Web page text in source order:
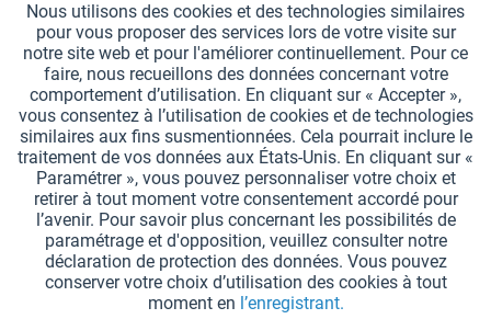
INFORMATIONS GÉNÉRALES
MODES DE PAIEMENT
*Tous les prix comprennent la TVA et sont indiqués horsfrais de port.
Paramètres des cookies Demander le catalogue
Gravures laser sur des témoins Newsletter Qui sommes nous ?
Aide et support Contact Livraison et paiement
Retour & remboursement Droit de rétractation
Suivi Aktiv
Nous utilisons des cookies et des technologies similaires
pour vous proposer des services lors de votre visite sur
notre site web et pour l'améliorer continuellement. Pour ce
faire, nous recueillons des données concernant votre
comportement d’utilisation. En cliquant sur « Accepter »,
vous consentez à l’utilisation de cookies et de technologies
similaires aux fins susmentionnées. Cela pourrait inclure le
traitement de vos données aux États-Unis. En cliquant sur «
Paramétrer », vous pouvez personnaliser votre choix et
retirer à tout moment votre consentement accordé pour
l’avenir. Pour savoir plus concernant les possibilités de
paramétrage et d'opposition, veuillez consulter notre
déclaration de protection des données. Vous pouvez
conserver votre choix d’utilisation des cookies à tout
moment en l’enregistrant.